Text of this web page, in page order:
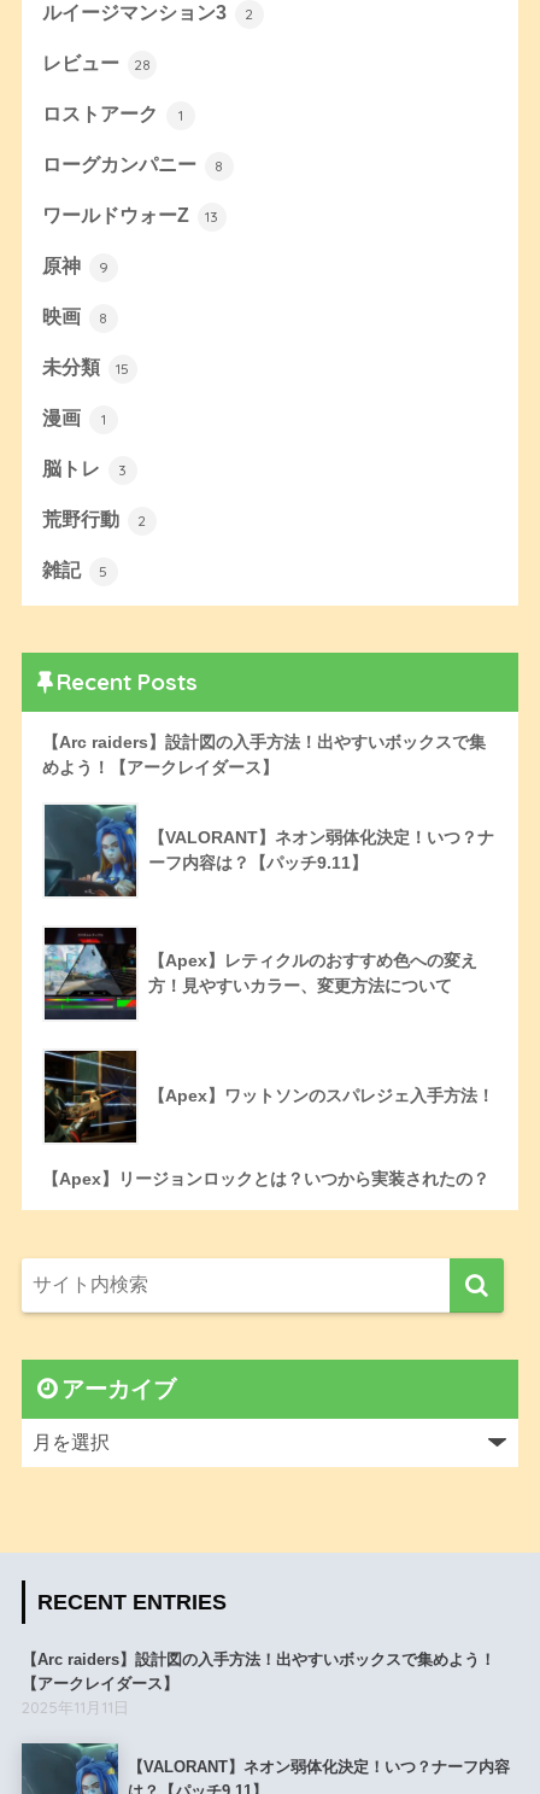
ルイージマンション3 2
レビュー 28
ロストアーク 1
ローグカンパニー 8
ワールドウォーZ 13
原神 9
映画 8
未分類 15
漫画 1
脳トレ 3
荒野行動 2
雑記 5
Recent Posts
【Arc raiders】設計図の入手方法！出やすいボックスで集
めよう！【アークレイダース】
【VALORANT】ネオン弱体化決定！いつ？ナ
ーフ内容は？【パッチ9.11】
【Apex】レティクルのおすすめ色への変え
方！見やすいカラー、変更方法について
【Apex】ワットソンのスパレジェ入手方法！
【Apex】リージョンロックとは？いつから実装されたの？
アーカイブ
RECENT ENTRIES
【Arc raiders】設計図の入手方法！出やすいボックスで集めよう！
【アークレイダース】
2025年11月11日
【VALORANT】ネオン弱体化決定！いつ？ナーフ内容